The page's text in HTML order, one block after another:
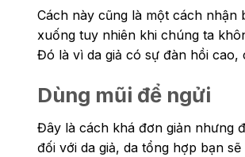
Cách này cũng là một cách
xuống tuy nhiên khi chúng ta
Đó là vì da giả có sự đàn hồi cao,
Dùng mũi để ngửi
Đây là cách khá đơn giản nhưng
đối với da giả, da tổng hợp bạn